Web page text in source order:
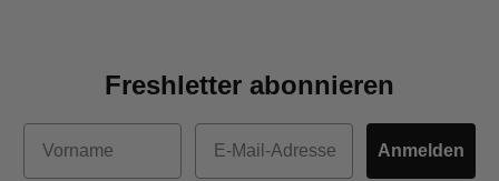
Freshletter abonnieren
Vorname
E-Mail
Anmelden